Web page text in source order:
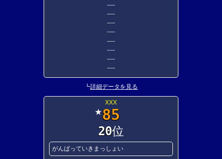
----
----
----
----
----
----
----
----
┗詳細データを見る
XXX
★85
20位
がんばっていきまっしょい